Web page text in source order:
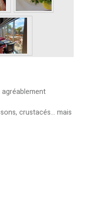
crustacés… mais